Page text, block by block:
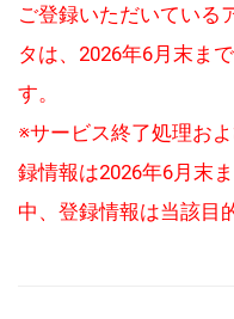
ご登録いただいている
タは、2026年6月末ま
す。
※サービス終了処理お
録情報は2026年6月末
中、登録情報は当該目